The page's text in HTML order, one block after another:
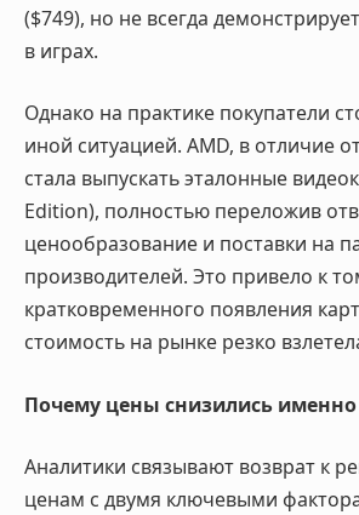
($749), но не всегда
в играх.
Однако на практике покупатели
иной ситуацией. AMD, в отличие
стала выпускать эталонные
Edition), полностью переложив
ценообразование и поставки на
производителей. Это привело к
кратковременного появления
стоимость на рынке резко
Почему цены снизились именно
Аналитики связывают возврат к
ценам с двумя ключевыми